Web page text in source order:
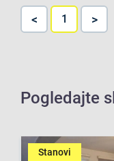
< 1 >
Pogledajte
Stanovi